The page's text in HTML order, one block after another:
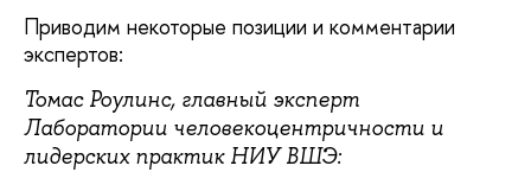
Приводим некоторые позиции и комментарии
экспертов:
Томас Роулинс, главный эксперт
Лаборатории человекоцентричности и
лидерских практик НИУ ВШЭ: